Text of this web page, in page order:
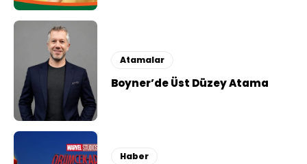
Atamalar
Boyner’de Üst Düzey Atama
Haber